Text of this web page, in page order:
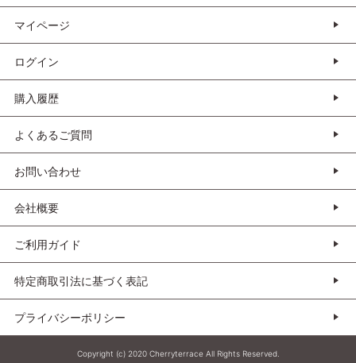
マイページ
ログイン
購入履歴
よくあるご質問
お問い合わせ
会社概要
ご利用ガイド
特定商取引法に基づく表記
プライバシーポリシー
Copyright (c) 2020 Cherryterrace All Rights Reserved.